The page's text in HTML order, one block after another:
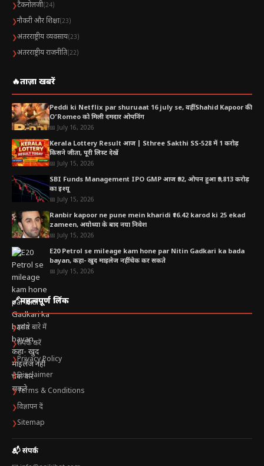
❯टैकनोलजी(24)
❯नौकरी और शिक्षा(23)
❯अंतरराष्ट्रीय व्यवसाय(23)
❯अंतरराष्ट्रीय राजनीति(22)
🔥ताज़ा खबरें
Peddi ki Netflix par shuruaat 16 july se, वहीं Shahid Kapoor की
O’Romeo को मिली दमदार ओपनिंग
📅 July 16, 2026
Kerala Lottery Result आज | Sthree Sakthi SS-528 में 1 करोड़
किसने जीता, पूरी लिस्ट देखें
📅 July 15, 2026
SBI Funds Management IPO GMP आज ₹92, ओपन हुआ ₹9,813 करोड़
का इश्यू
📅 July 15, 2026
Ranbir kapoor ne pune mein kharidi ₹16.42 karod ki 25 ekad
zameen, अयोध्या के बाद नया निवेश
📅 July 15, 2026
E20 Petrol se mileage kam hone par Nitin Gadkari ka bada
bayan, कहा- खुद माइलेज नहीं चेक कर सकते
📅 July 15, 2026
🔗महत्वपूर्ण लिंक
❯हमारे बारे में
❯संपर्क करें
❯Privacy Policy
❯Disclaimer
❯Terms & Conditions
❯विज्ञापन दें
❯Sitemap
📬 संपर्क